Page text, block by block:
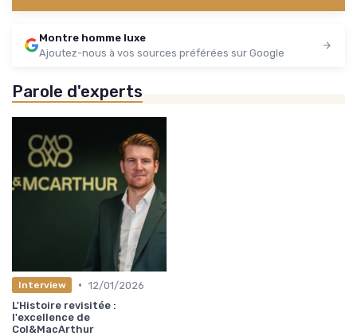
Montre homme luxe
Ajoutez-nous à vos sources préférées sur Google
Parole d'experts
Interview • 12/01/2026
L'Histoire revisitée :
l'excellence de
Col&MacArthur